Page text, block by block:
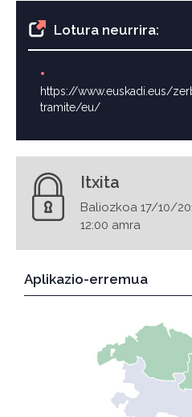
Lotura neurrira:
https://www.euskadi.eus/
tramite/eu/
Itxita
Baliozkoa 17/10/
12:00 amra
Aplikazio-erremua